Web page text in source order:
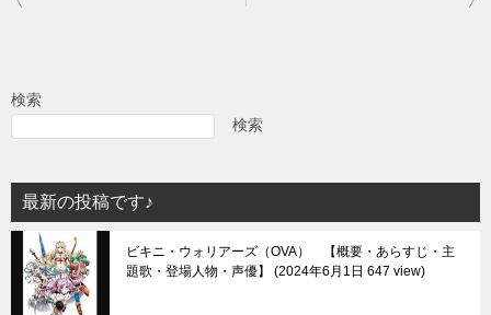
ビ
シ
ョ
ン
検索
検索
最新の投稿です♪
ビキニ・ウォリアーズ（OVA） 【概要・あらすじ・主
題歌・登場人物・声優】
2024年6月1日 647 view